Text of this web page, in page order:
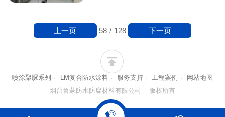
58 / 128
上一页 下一页
喷涂聚脲系列 · LM复合防水涂料 · 服务支持 · 工程案例 ·
网站地图
烟台鲁蒙防水防腐材料有限公司 版权所有